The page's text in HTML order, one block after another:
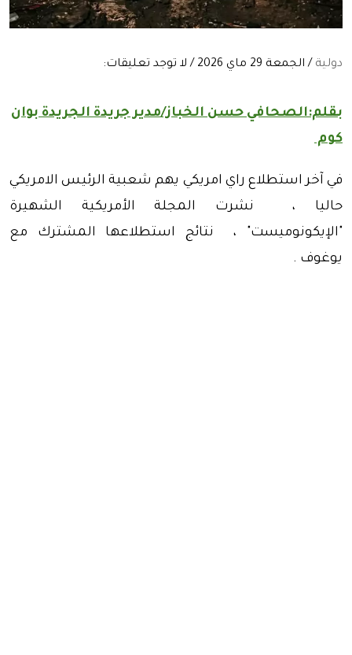
دولية / الجمعة 29 ماي 2026 / لا توجد تعليقات:
بقلم:الصحافي حسن الخباز/مدير جريدة الجريدة بوان
كوم
في آخر استطلاع راي امريكي يهم شعبية الرئيس الامريكي
حاليا ، نشرت المجلة الأمريكية الشهيرة
"الإيكونوميست" ، نتائج استطلاعها المشترك مع
يوغوف .